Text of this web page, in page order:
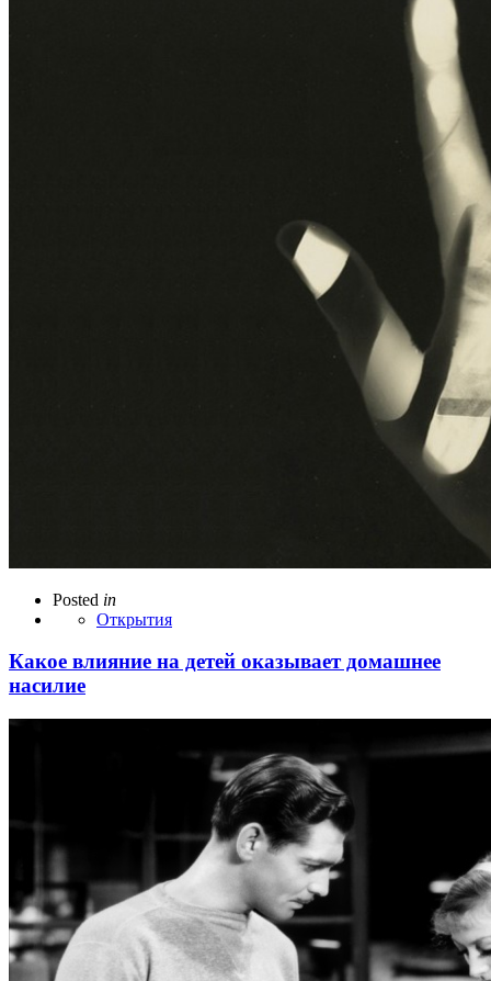
Posted in
Открытия
Какое влияние на детей оказывает домашнее
насилие